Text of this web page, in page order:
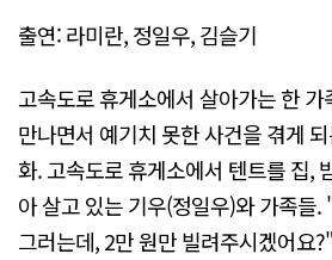
출연: 라미란, 정일우, 김슬기
고속도로 휴게소에서 살아가는 한
만나면서 예기치 못한 사건을 겪게
화. 고속도로 휴게소에서 텐트를 집,
아 살고 있는 기우(정일우)와 가족들
그러는데, 2만 원만 빌려주시겠어요